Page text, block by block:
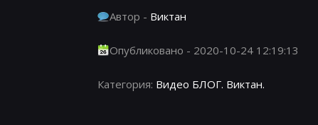
Автор - Виктан
Опубликовано - 2020-10-24 12:19:13
Категория: Видео БЛОГ. Виктан.